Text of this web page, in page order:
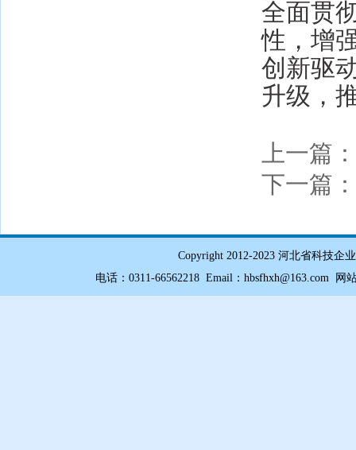
全面贯
性，增
创新驱
升级，
上一篇：
下一篇：
Copyright 2012-2023 河北省科技企
电话：0311-66562218 Email：hbsfhxh@163.com 网